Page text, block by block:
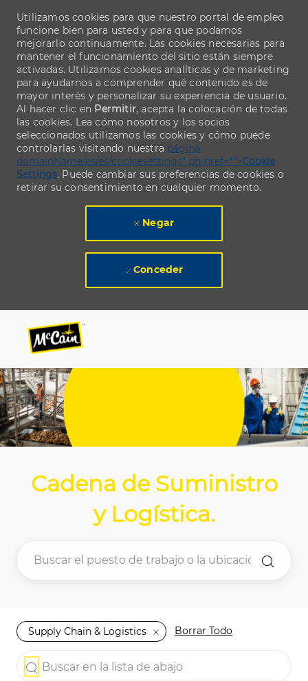
-
-
Utilizamos cookies para que nuestro portal de empleo
funcione bien para usted y para que podamos
mejorarlo continuamente. Las cookies necesarias para
mantener el funcionamiento del sitio están siempre
activadas. Utilizamos cookies analíticas y de marketing
para ayudarnos a comprender qué contenido es de
mayor interés y personalizar su experiencia de usuario.
Al hacer clic en Permitir, acepta la colocación de todas
las cookies. Lea cómo nosotros y los socios
seleccionados utilizamos las cookies y cómo puede
controlarlas visitando nuestra página
domainName/es/es/cookiesettings" ph-href="">Cookie
Settings. Puede cambiar sus preferencias de cookies o
retirar su consentimiento en cualquier momento.
Negar
Conceder
Cadena de Suministro
y Logística.
Supply Chain & Logistics Borrar Todo
the results are updated
Buscar en la lista de abajo